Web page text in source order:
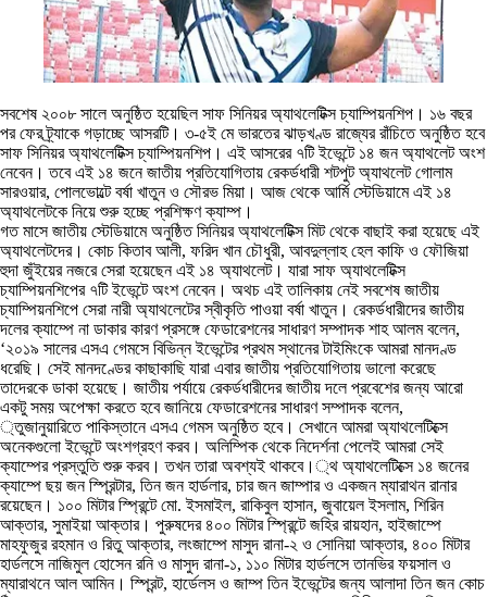
সবশেষ ২০০৮ সালে অনুষ্ঠিত হয়েছিল সাফ সিনিয়র অ্যাথলেটিক্স চ্যাম্পিয়নশিপ। ১৬ বছর
পর ফের ট্র্যাকে গড়াচ্ছে আসরটি। ৩-৫ই মে ভারতের ঝাড়খণ্ড রাজ্যের রাঁচিতে অনুষ্ঠিত হবে
সাফ সিনিয়র অ্যাথলেটিক্স চ্যাম্পিয়নশিপ। এই আসরের ৭টি ইভেন্টে ১৪ জন অ্যাথলেট অংশ
নেবেন। তবে এই ১৪ জনে জাতীয় প্রতিযোগিতায় রেকর্ডধারী শটপুট অ্যাথলেট গোলাম
সারওয়ার, পোলভোল্টে বর্ষা খাতুন ও সৌরভ মিয়া। আজ থেকে আর্মি স্টেডিয়ামে এই ১৪
অ্যাথলেটকে নিয়ে শুরু হচ্ছে প্রশিক্ষণ ক্যাম্প।
গত মাসে জাতীয় স্টেডিয়ামে অনুষ্ঠিত সিনিয়র অ্যাথলেটিক্স মিট থেকে বাছাই করা হয়েছে এই
অ্যাথলেটদের। কোচ কিতাব আলী, ফরিদ খান চৌধুরী, আবদুল্লাহ হেল কাফি ও ফৌজিয়া
হুদা জুঁইয়ের নজরে সেরা হয়েছেন এই ১৪ অ্যাথলেট। যারা সাফ অ্যাথলেটিক্স
চ্যাম্পিয়নশিপের ৭টি ইভেন্টে অংশ নেবেন। অথচ এই তালিকায় নেই সবশেষ জাতীয়
চ্যাম্পিয়নশিপে সেরা নারী অ্যাথলেটের স্বীকৃতি পাওয়া বর্ষা খাতুন। রেকর্ডধারীদের জাতীয়
দলের ক্যাম্পে না ডাকার কারণ প্রসঙ্গে ফেডারেশনের সাধারণ সম্পাদক শাহ আলম বলেন,
‘২০১৯ সালের এসএ গেমসে বিভিন্ন ইভেন্টের প্রথম স্থানের টাইমিংকে আমরা মানদণ্ড
ধরেছি। সেই মানদণ্ডের কাছাকাছি যারা এবার জাতীয় প্রতিযোগিতায় ভালো করেছে
তাদেরকে ডাকা হয়েছে। জাতীয় পর্যায়ে রেকর্ডধারীদের জাতীয় দলে প্রবেশের জন্য আরো
একটু সময় অপেক্ষা করতে হবে জানিয়ে ফেডারেশনের সাধারণ সম্পাদক বলেন,
্তুজানুয়ারিতে পাকিস্তানে এসএ গেমস অনুষ্ঠিত হবে। সেখানে আমরা অ্যাথলেটিক্সে
অনেকগুলো ইভেন্টে অংশগ্রহণ করব। অলিম্পিক থেকে নিদের্শনা পেলেই আমরা সেই
ক্যাম্পের প্রস্তুতি শুরু করব। তখন তারা অবশ্যই থাকবে।্থ অ্যাথলেটিক্সে ১৪ জনের
ক্যাম্পে ছয় জন স্প্রিন্টার, তিন জন হার্ডলার, চার জন জাম্পার ও একজন ম্যারাথন রানার
রয়েছেন। ১০০ মিটার স্প্রিন্টে মো. ইসমাইল, রাকিবুল হাসান, জুবায়েল ইসলাম, শিরিন
আক্তার, সুমাইয়া আক্তার। পুরুষদের ৪০০ মিটার স্প্রিন্টে জহির রায়হান, হাইজাম্পে
মাহফুজুর রহমান ও রিতু আক্তার, লংজাম্পে মাসুদ রানা-২ ও সোনিয়া আক্তার, ৪০০ মিটার
হার্ডলসে নাজিমুল হোসেন রনি ও মাসুদ রানা-১, ১১০ মিটার হার্ডলসে তানভির ফয়সাল ও
ম্যারাথনে আল আমিন। স্প্রিন্ট, হার্ডেলস ও জাম্প তিন ইভেন্টের জন্য আলাদা তিন জন কোচ